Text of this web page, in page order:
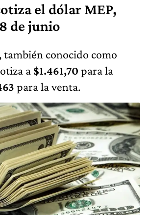
el dólar MEP,
de junio
, también conocido como
a $1.461,70 para la
para la venta.